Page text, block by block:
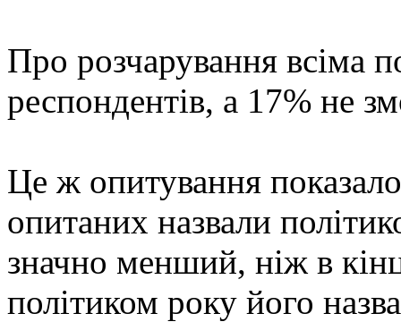
Про розчарування всіма
респондентів, а 17% не
Це ж опитування
опитаних назвали
значно менший, ніж в
політиком року його